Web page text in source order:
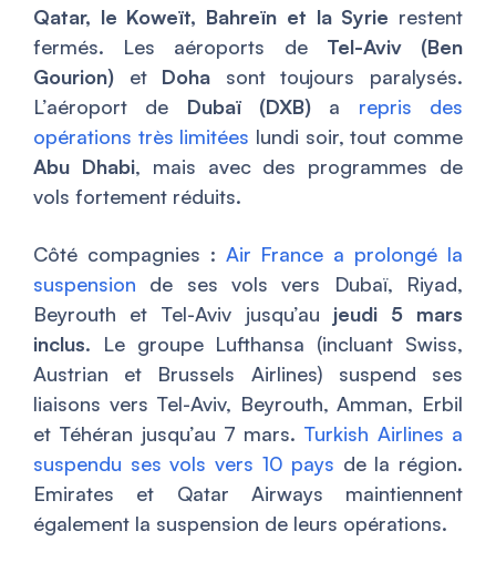
Qatar, le Koweït, Bahreïn et la Syrie restent
fermés. Les aéroports de Tel-Aviv (Ben
Gourion) et Doha sont toujours paralysés.
L’aéroport de Dubaï (DXB) a repris des
opérations très limitées lundi soir, tout comme
Abu Dhabi, mais avec des programmes de
vols fortement réduits.
Côté compagnies : Air France a prolongé la
suspension de ses vols vers Dubaï, Riyad,
Beyrouth et Tel-Aviv jusqu’au jeudi 5 mars
inclus. Le groupe Lufthansa (incluant Swiss,
Austrian et Brussels Airlines) suspend ses
liaisons vers Tel-Aviv, Beyrouth, Amman, Erbil
et Téhéran jusqu’au 7 mars. Turkish Airlines a
suspendu ses vols vers 10 pays de la région.
Emirates et Qatar Airways maintiennent
également la suspension de leurs opérations.